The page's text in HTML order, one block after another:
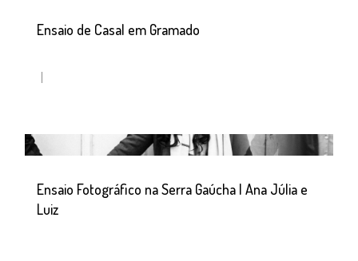
Ensaio de Casal em Gramado
Ensaio Fotográfico na Serra Gaúcha | Ana Júlia e
Luiz